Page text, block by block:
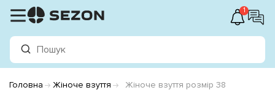
1
Головна Жіноче взуття Жіноче взуття розмір 38